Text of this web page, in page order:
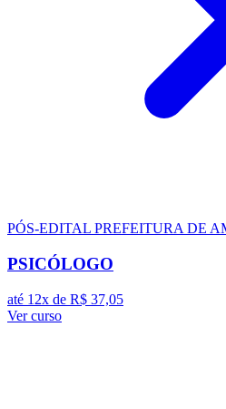
PÓS-EDITAL PREFEITURA DE
PSICÓLOGO
até 12x de R$ 37,05
Ver curso